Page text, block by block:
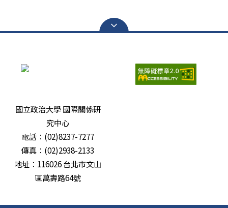
國立政治大學 國際關係研
究中心
電話：(02)8237-7277
傳真：(02)2938-2133
地址：116026 台北市文山
區萬壽路64號